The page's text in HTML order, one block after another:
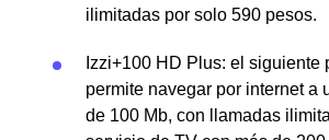
ilimitadas por solo 590 pesos.
Izzi+100 HD Plus: el siguiente
permite navegar por internet a
de 100 Mb, con llamadas